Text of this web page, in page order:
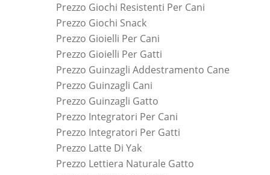
Prezzo Giochi Resistenti Per Cani
Prezzo Giochi Snack
Prezzo Gioielli Per Cani
Prezzo Gioielli Per Gatti
Prezzo Guinzagli Addestramento Cane
Prezzo Guinzagli Cani
Prezzo Guinzagli Gatto
Prezzo Integratori Per Cani
Prezzo Integratori Per Gatti
Prezzo Latte Di Yak
Prezzo Lettiera Naturale Gatto